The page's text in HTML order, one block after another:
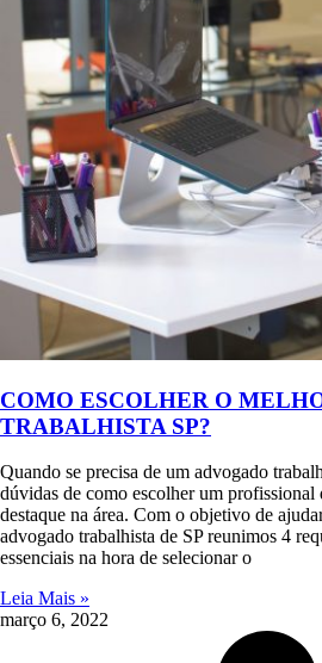
COMO ESCOLHER O
TRABALHISTA SP?
Quando se precisa de um advogado
dúvidas de como escolher um profissional
destaque na área. Com o objetivo de
advogado trabalhista de SP reunimos 4
essenciais na hora de selecionar o
Leia Mais »
março 6, 2022